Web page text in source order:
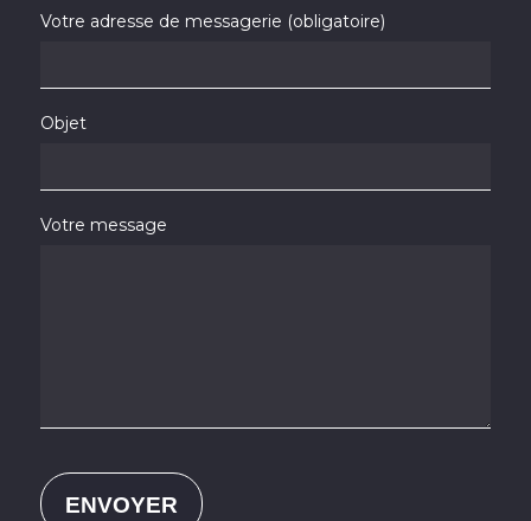
Votre adresse de messagerie (obligatoire)
Objet
Votre message